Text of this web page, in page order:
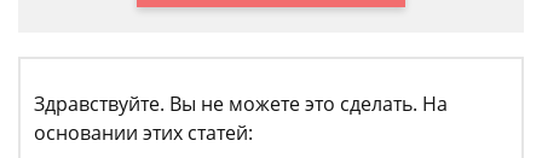
Здравствуйте. Вы не можете это сделать. На
основании этих статей: